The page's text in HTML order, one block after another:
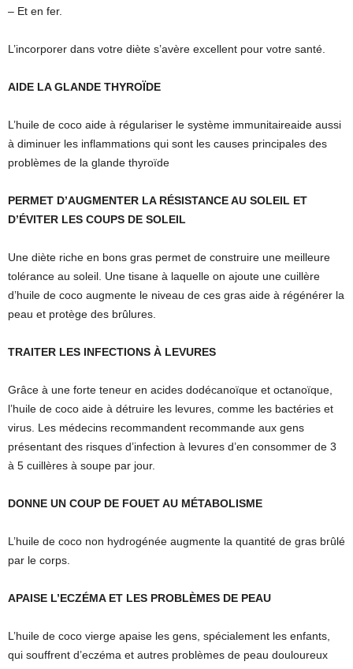
– Et en fer.
L’incorporer dans votre diète s’avère excellent pour votre santé.
AIDE LA GLANDE THYROÏDE
L’huile de coco aide à régulariser le système immunitaireaide aussi
à diminuer les inflammations qui sont les causes principales des
problèmes de la glande thyroïde
PERMET D’AUGMENTER LA RÉSISTANCE AU SOLEIL ET
D’ÉVITER LES COUPS DE SOLEIL
Une diète riche en bons gras permet de construire une meilleure
tolérance au soleil. Une tisane à laquelle on ajoute une cuillère
d’huile de coco augmente le niveau de ces gras aide à régénérer la
peau et protège des brûlures.
TRAITER LES INFECTIONS À LEVURES
Grâce à une forte teneur en acides dodécanoïque et octanoïque,
l’huile de coco aide à détruire les levures, comme les bactéries et
virus. Les médecins recommandent recommande aux gens
présentant des risques d’infection à levures d’en consommer de 3
à 5 cuillères à soupe par jour.
DONNE UN COUP DE FOUET AU MÉTABOLISME
L’huile de coco non hydrogénée augmente la quantité de gras brûlé
par le corps.
APAISE L’ECZÉMA ET LES PROBLÈMES DE PEAU
L’huile de coco vierge apaise les gens, spécialement les enfants,
qui souffrent d’eczéma et autres problèmes de peau douloureux